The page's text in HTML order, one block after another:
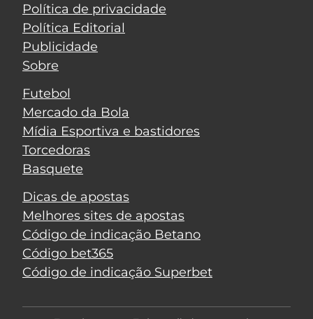
Política de privacidade
Política Editorial
Publicidade
Sobre
Futebol
Mercado da Bola
Mídia Esportiva e bastidores
Torcedoras
Basquete
Dicas de apostas
Melhores sites de apostas
Código de indicação Betano
Código bet365
Código de indicação Superbet